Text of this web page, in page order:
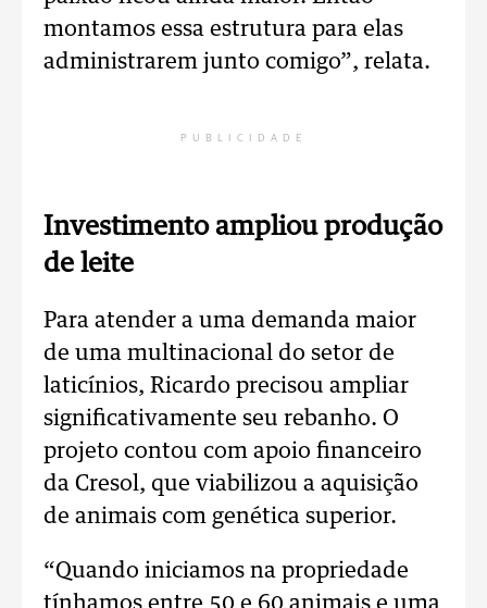
montamos essa estrutura para elas
administrarem junto comigo”, relata.
PUBLICIDADE
Investimento ampliou produção
de leite
Para atender a uma demanda maior
de uma multinacional do setor de
laticínios, Ricardo precisou ampliar
significativamente seu rebanho. O
projeto contou com apoio financeiro
da Cresol, que viabilizou a aquisição
de animais com genética superior.
“Quando iniciamos na propriedade
tínhamos entre 50 e 60 animais e uma